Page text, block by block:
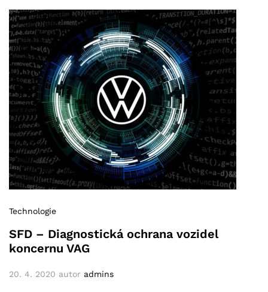
Technologie
SFD – Diagnostická ochrana vozidel
koncernu VAG
20. 4. 2020 autor admins